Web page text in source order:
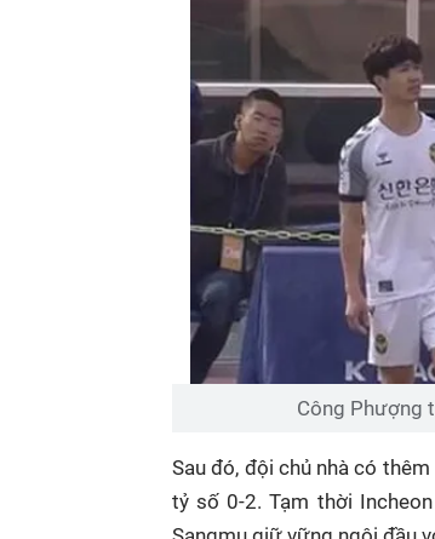
Công Phượng
Sau đó, đội chủ nhà có
tỷ số 0-2. Tạm thời